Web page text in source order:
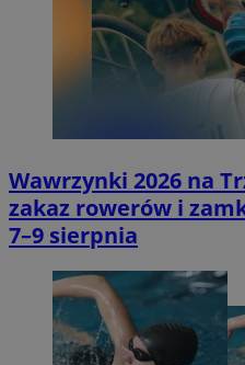
Wawrzynki 2026 na
zakaz rowerów i
7–9 sierpnia